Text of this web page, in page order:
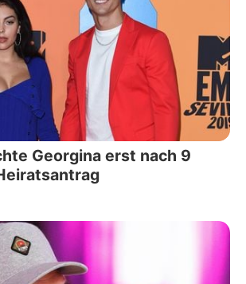
Georgina erst nach 9